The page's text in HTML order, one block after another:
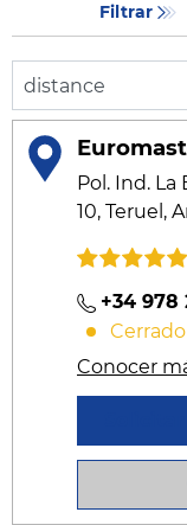
Filtrar
Pol. Ind.
10, Teruel,
+34 978
Conocer